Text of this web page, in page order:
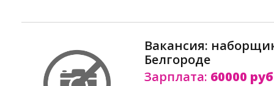
Вакансия:
Белгороде
Зарплата: 60000